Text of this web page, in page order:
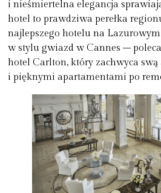
i nieśmiertelna elegancja
hotel to prawdziwa perełka
najlepszego hotelu na
w stylu gwiazd w Cannes –
hotel Carlton, który zachwyca
i pięknymi apartamentami po